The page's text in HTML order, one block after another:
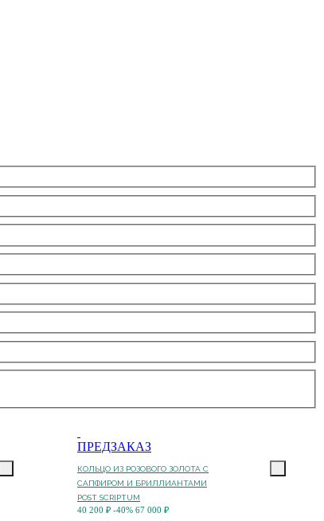
ПРЕДЗАКАЗ
КОЛЬЦО ИЗ РОЗОВОГО ЗОЛОТА С
САПФИРОМ И БРИЛЛИАНТАМИ
POST SCRIPTUM
40 200 ₽ -40% 67 000 ₽